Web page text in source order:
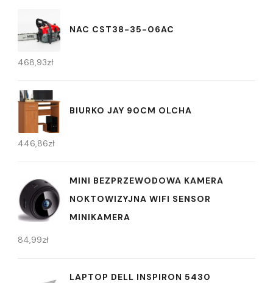
NAC CST38-35-06AC
468,93zł
BIURKO JAY 90CM OLCHA
446,86zł
MINI BEZPRZEWODOWA KAMERA
NOKTOWIZYJNA WIFI SENSOR
MINIKAMERA
84,99zł
LAPTOP DELL INSPIRON 5430